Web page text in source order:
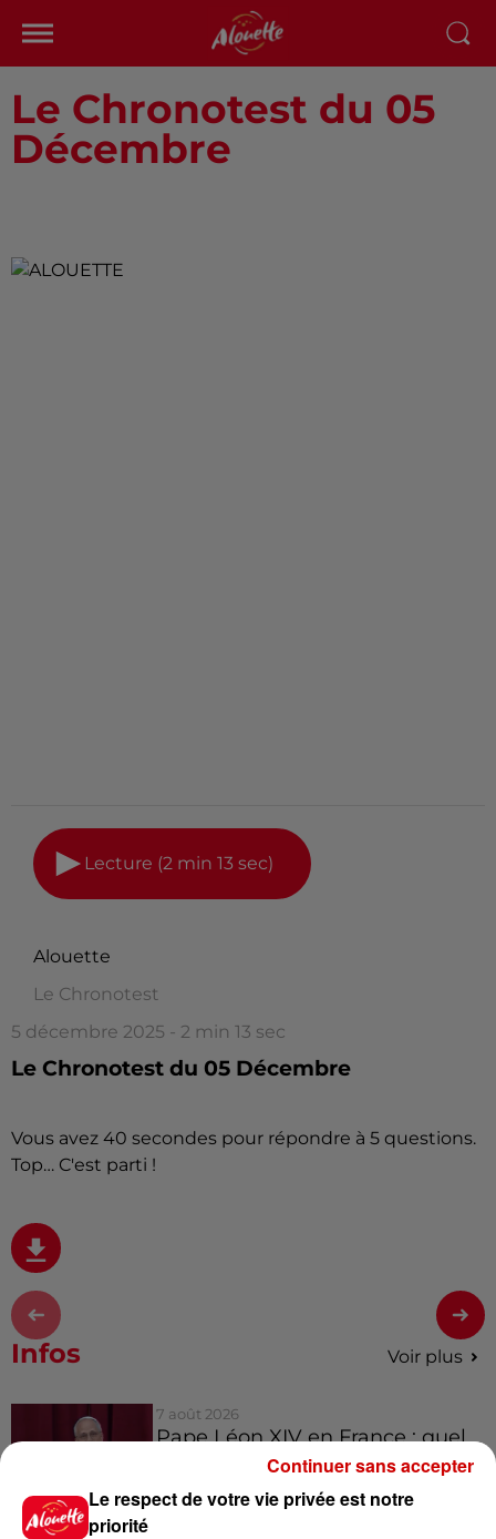
Le Chronotest du 05
Décembre
Lecture (2 min 13 sec)
Alouette
Le Chronotest
5 décembre 2025 - 2 min 13 sec
Le Chronotest du 05 Décembre
Vous avez 40 secondes pour répondre à 5 questions.
Top… C'est parti !
Infos Voir plus
7 août 2026
Pape Léon XIV en France : quel
est son programme ?
Le respect de votre vie privée est notre
priorité
Continuer sans accepter